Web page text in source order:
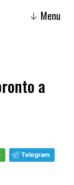
↓ Menu
a
Telegram